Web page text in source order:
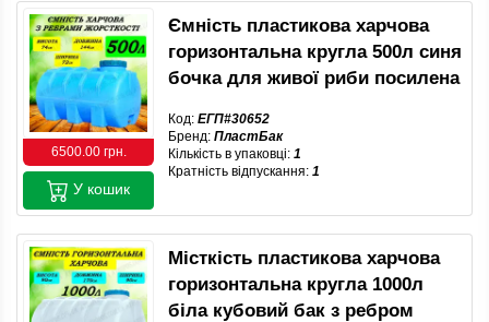
6500.00 грн.
Ємність пластикова харчова
горизонтальна кругла 500л синя
бочка для живої риби посилена
Код: ЕГП#30652
Бренд: ПластБак
Кількість в упаковці: 1
Кратність відпускання: 1
У кошик
Місткість пластикова харчова
горизонтальна кругла 1000л
біла кубовий бак з ребром